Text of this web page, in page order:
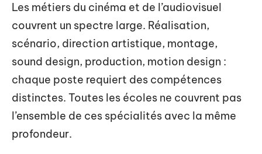
Les métiers du cinéma et de l’audiovisuel
couvrent un spectre large. Réalisation,
scénario, direction artistique, montage,
sound design, production, motion design :
chaque poste requiert des compétences
distinctes. Toutes les écoles ne couvrent pas
l’ensemble de ces spécialités avec la même
profondeur.